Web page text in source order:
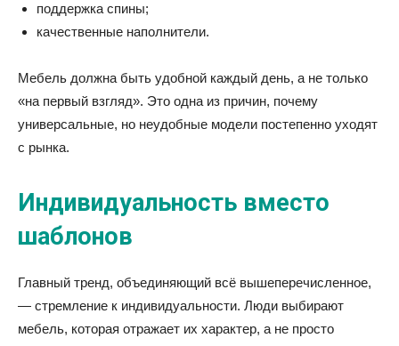
поддержка спины;
качественные наполнители.
Мебель должна быть удобной каждый день, а не только
«на первый взгляд». Это одна из причин, почему
универсальные, но неудобные модели постепенно уходят
с рынка.
Индивидуальность вместо
шаблонов
Главный тренд, объединяющий всё вышеперечисленное,
— стремление к индивидуальности. Люди выбирают
мебель, которая отражает их характер, а не просто